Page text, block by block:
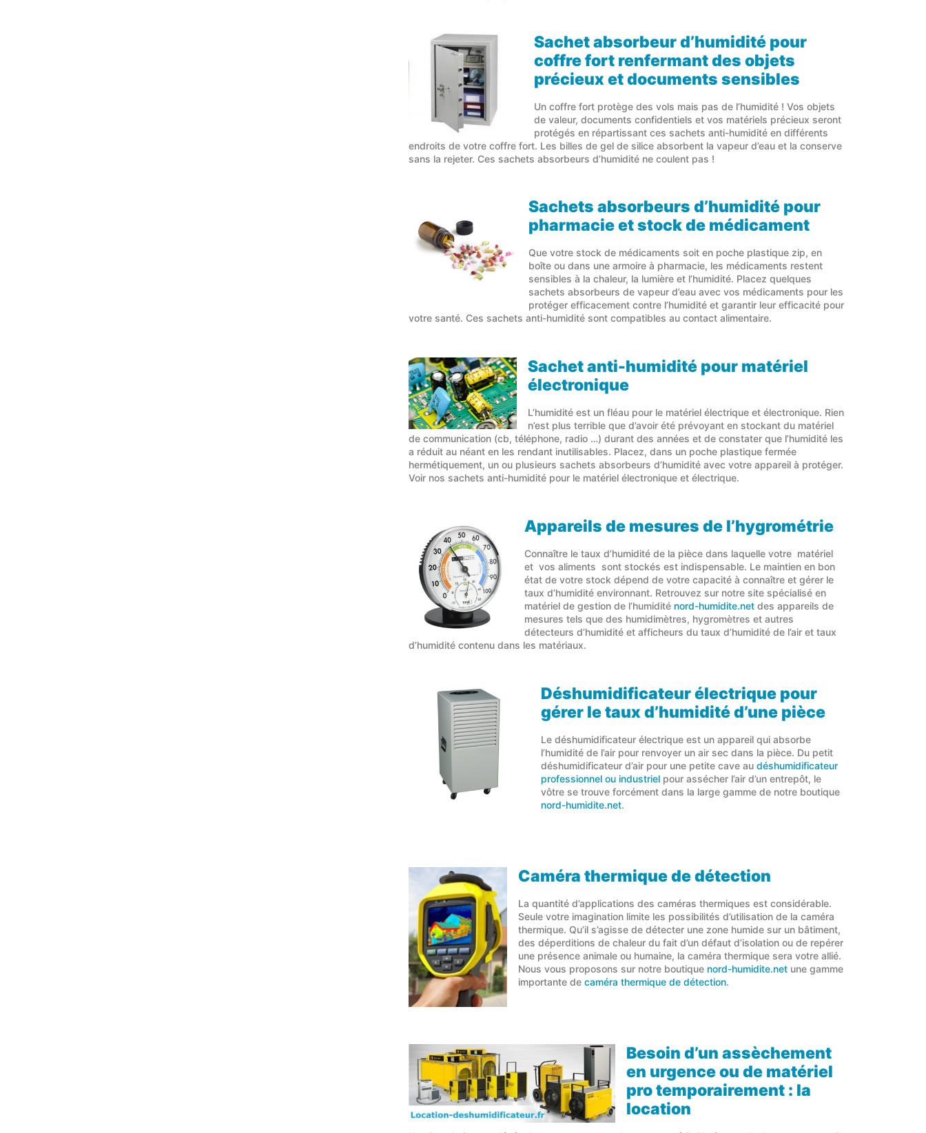
Sachet absorbeur d’humidité pour
coffre fort renfermant des objets
précieux et documents sensibles
Un coffre fort protège des vols mais pas de l’humidité ! Vos objets
de valeur, documents confidentiels et vos matériels précieux seront
protégés en répartissant ces sachets anti-humidité en différents
endroits de votre coffre fort. Les billes de gel de silice absorbent la vapeur d’eau et la conserve
sans la rejeter. Ces sachets absorbeurs d’humidité ne coulent pas !
Sachets absorbeurs d’humidité pour
pharmacieet stock de médicament
Que votre stock de médicaments soit en poche plastique zip, en
boîte ou dans une armoire à pharmacie, les médicaments restent
sensibles à la chaleur, la lumière et l’humidité. Placez quelques
sachets absorbeurs de vapeur d’eau avec vos médicaments pour les
protéger efficacement contre l’humidité et garantir leur efficacité pour
votre santé. Ces sachets anti-humidité sont compatibles au contact alimentaire.
Sachet anti-humidité pour matériel
électronique
L’humidité est un fléau pour le matériel électrique et électronique. Rien
n’est plus terrible que d’avoir été prévoyant en stockant du matériel
de communication (cb, téléphone, radio …) durant des années et de constater que l’humidité les
a réduit au néant en les rendant inutilisables. Placez, dans un poche plastique fermée
hermétiquement, un ou plusieurs sachets absorbeurs d’humidité avec votre appareil à protéger.
Voir nos sachets anti-humidité pour le matériel électronique et électrique.
Appareils de mesures de l’hygrométrie
Connaître le taux d’humidité de la pièce dans laquelle votre matériel
et vos aliments sont stockés est indispensable. Le maintien en bon
état de votre stock dépend de votre capacité à connaître et gérer le
taux d’humidité environnant. Retrouvez sur notre site spécialisé en
matériel de gestion de l’humidité nord-humidite.net des appareils de
mesures tels que des humidimètres, hygromètres et autres
détecteurs d’humidité et afficheurs du taux d’humidité de l’air et taux
d’humidité contenu dans les matériaux.
Déshumidificateur électrique pour
gérer le taux d’humidité d’une pièce
Le déshumidificateur électrique est un appareil qui absorbe
l’humidité de l’air pour renvoyer un air sec dans la pièce. Du petit
déshumidificateur d’air pour une petite cave au déshumidificateur
professionnel ou industriel pour assécher l’air d’un entrepôt, le
vôtre se trouve forcément dans la large gamme de notre boutique
nord-humidite.net.
Caméra thermique de détection
La quantité d’applications des caméras thermiques est considérable.
Seule votre imagination limite les possibilités d’utilisation de la caméra
thermique. Qu’il s’agisse de détecter une zone humide sur un bâtiment,
des déperditions de chaleur du fait d’un défaut d’isolation ou de repérer
une présence animale ou humaine, la caméra thermique sera votre allié.
Nous vous proposons sur notre boutique nord-humidite.net une gamme
importante de caméra thermique de détection.
Besoin d’un assèchement
en urgence ou de matériel
pro temporairement : la
location